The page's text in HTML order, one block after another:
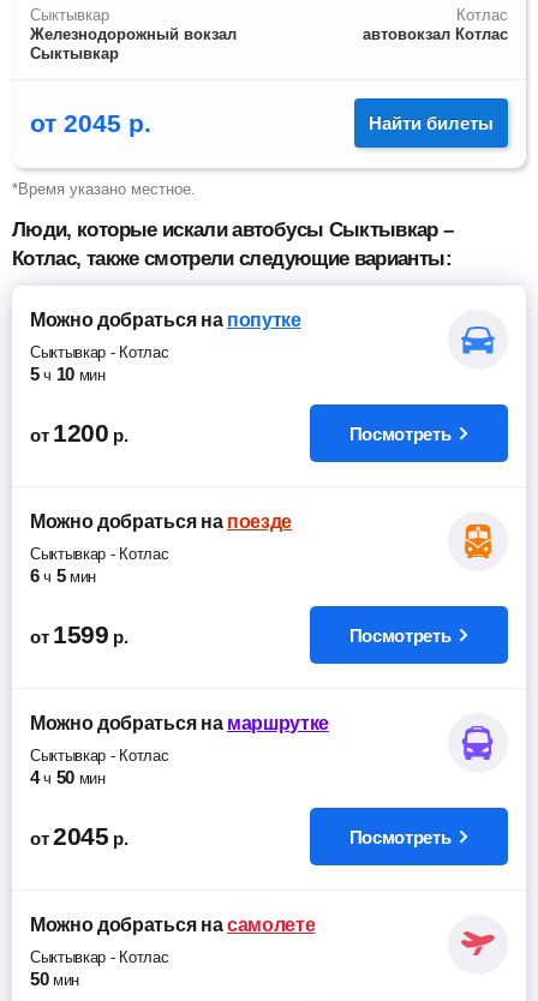
Сыктывкар
Железнодорожный вокзал
Сыктывкар
Котлас
автовокзал Котлас
от 2045 р. Найти билеты
*Время указано местное.
Люди, которые искали автобусы Сыктывкар –
Котлас, также смотрели следующие варианты:
Можно добратьсяна попутке
Сыктывкар - Котлас
5 ч 10 мин
от 1200 р. Посмотреть
Можно добратьсяна поезде
Сыктывкар - Котлас
6 ч 5 мин
от 1599 р. Посмотреть
Можно добратьсяна маршрутке
Сыктывкар - Котлас
4 ч 50 мин
от 2045 р. Посмотреть
Можно добратьсяна самолете
Сыктывкар - Котлас
50 мин